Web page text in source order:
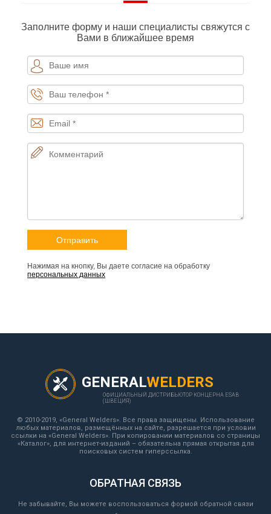
Заполните форму и наши специалисты свяжутся с
Вами в ближайшее время
Нажимая на кнопку, Вы даете согласие на обработку
персональных данных
GENERALWELDERS
ОФИЦИАЛЬНЫЙ ДИСТРИБЬЮТОР КОНЦЕРНА ESAB
(ШВЕЦИЯ)
© 2010-2019, «General Welders». Все права защищены. Использование
любых материалов, размещённых на сайте, разрешается при условии
ссылки на «General Welders». При копировании материалов со страницы
«Каталог», для интернет-изданий – обязательна прямая открытая для
поисковых систем гиперссылка.
ОБРАТНАЯ СВЯЗЬ
Не забывайте, Вы можете воспользоваться формой обратной связи